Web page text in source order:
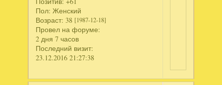
Пол: Женский
Возраст: 38 [1987-12-18]
Провел на форуме:
2 дня 7 часов
Последний визит:
23.12.2016 21:27:38